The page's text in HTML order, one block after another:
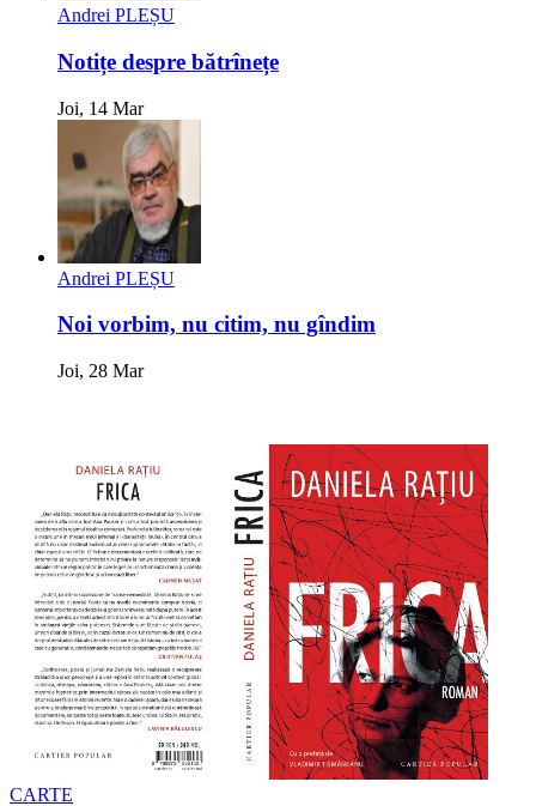
Andrei PLEȘU
Notițe despre bătrînețe
Joi, 14 Mar
Andrei PLEȘU
Noi vorbim, nu citim, nu gîndim
Joi, 28 Mar
CARTE